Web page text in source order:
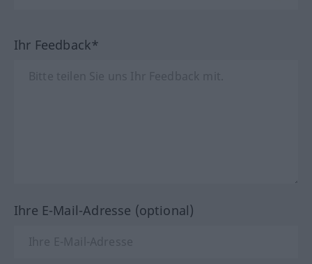
Ihr Feedback*
Ihre E-Mail-Adresse (optional)